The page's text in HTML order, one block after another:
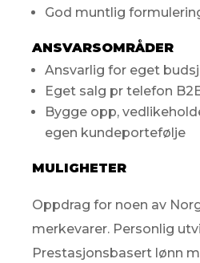
God muntlig
ANSVARSOMRÅDER
Ansvarlig for eget
Eget salg pr telefon
Bygge opp,
egen kundeportefølje
MULIGHETER
Oppdrag for noen av
merkevarer. Personlig
Prestasjonsbasert lønn